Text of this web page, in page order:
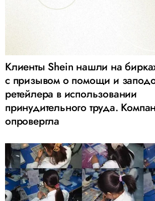
Клиенты Shein нашли на
с призывом о помощи и
ретейлера в использовании
принудительного труда.
опровергла